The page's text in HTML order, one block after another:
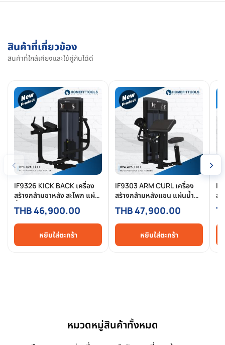
สินค้าที่เกี่ยวข้อง
สินค้าที่ใกล้เคียงและใช้คู่กันได้ดี
‹
IF9326 KICK BACK เครื่อง
สร้างกล้ามขาหลัง สะโพก แผ่น
น้ำหนัก 160/200/235/295
lbs เครื่องฟิตเนส โฮมยิม
แบรนด์ Impulse
Homefittools
THB 46,900.00
หยิบใส่ตะกร้า
IF9303 ARM CURL เครื่อง
สร้างกล้ามหลังแขน แผ่นน้ำ
หนัก 160/200/235/295 lbs
แบรนด์ Impulse -
Homefittools
THB 47,900.00
หยิบใส่ตะกร้า
ส
›
หมวดหมู่สินค้าทั้งหมด